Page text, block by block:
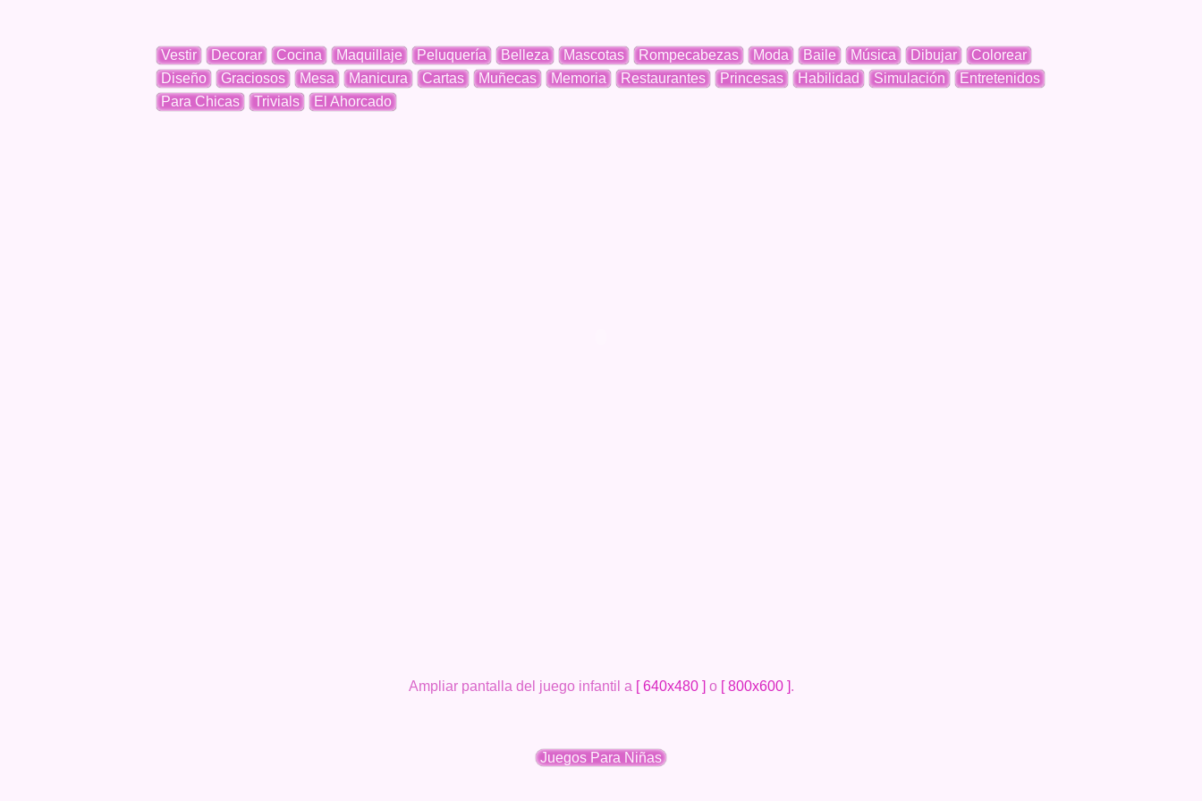
Vestir Decorar Cocina Maquillaje Peluquería Belleza Mascotas Rompecabezas Moda Baile Música Dibujar
Colorear
Diseño
Graciosos Mesa Manicura Cartas Muñecas Memoria Restaurantes Princesas Habilidad Simulación
Entretenidos
Para Chicas
Trivials El Ahorcado
Ampliar pantalla del juego infantil a [ 640x480 ] o [ 800x600 ].
Juegos Para Niñas